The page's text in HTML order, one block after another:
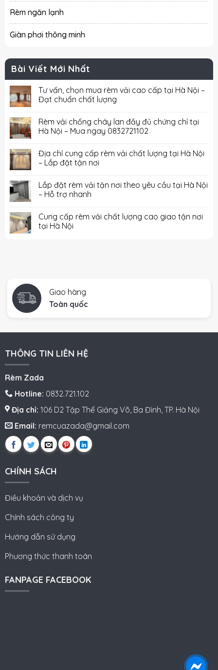
Rèm ngăn lạnh
Giàn phơi thông minh
Bài Viết Mới Nhất
Tư vấn, chọn mua rèm vải cao cấp tại Hà Nội –
Đạt chuẩn chất lượng
Rèm vải chống cháy lan đầy đủ chứng chỉ tại
Hà Nội – Mua ngay 0832721102
Địa chỉ cung cấp rèm vải chất lượng tại Hà Nội
– Lắp đặt tận nơi
Lắp đặt rèm vải tận nơi theo yêu cầu tại Hà Nội
– Hỗ trợ nhanh
Cung cấp rèm vải chất lượng cao giao tận nơi
tại Hà Nội
Giao hàng
Toàn quốc
THÔNG TIN LIÊN HỆ
Rèm Zada
Hotline: 0832.721.102
Địa chỉ: 106 D2 Tập Thể Giảng Võ, Ba Đình, TP. Hà Nội
Email: remcuazada@gmail.com
CHÍNH SÁCH
Điều khoản và dịch vụ
Chính sách công ty
Hướng dẫn sử dụng
Phương thức thanh toán
FANPAGE FACEBOOK